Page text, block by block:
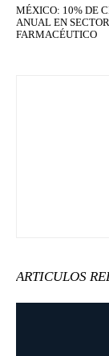
MÉXICO: 10% DE
ANUAL EN SECTOR
FARMACÉUTICO
ARTICULOS